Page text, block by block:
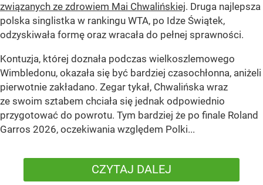
związanych ze zdrowiem Mai Chwalińskiej. Druga najlepsza
polska singlistka w rankingu WTA, po Idze Świątek,
odzyskiwała formę oraz wracała do pełnej sprawności.
Kontuzja, której doznała podczas wielkoszlemowego
Wimbledonu, okazała się być bardziej czasochłonna, aniżeli
pierwotnie zakładano. Zegar tykał, Chwalińska wraz
ze swoim sztabem chciała się jednak odpowiednio
przygotować do powrotu. Tym bardziej że po finale Roland
Garros 2026, oczekiwania względem Polki...
CZYTAJ DALEJ